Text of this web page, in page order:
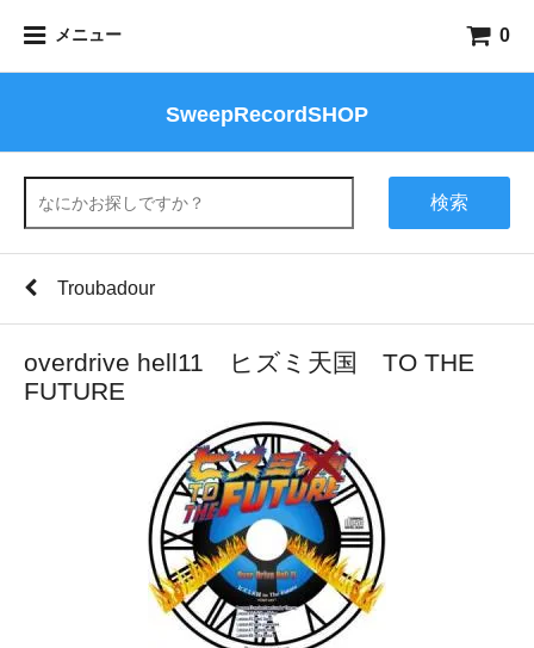
メニュー 0
SweepRecordSHOP
検索
Troubadour
overdrive hell11 ヒズミ天国 TO THE
FUTURE